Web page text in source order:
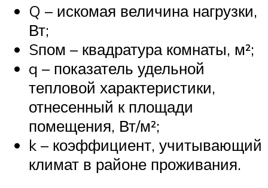
Q – искомая величина нагрузки,
Вт;
Sпом – квадратура комнаты, м²;
q – показатель удельной
тепловой характеристики,
отнесенный к площади
помещения, Вт/м²;
k – коэффициент, учитывающий
климат в районе проживания.